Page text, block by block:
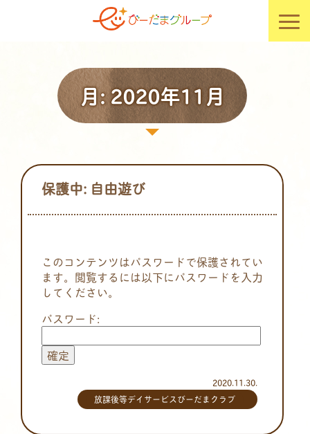
月:2020年11月
保護中: 自由遊び
このコンテンツはパスワードで保護されてい
ます。閲覧するには以下にパスワードを入力
してください。
パスワード:
2020.11.30.
放課後等デイサービスびーだまクラブ